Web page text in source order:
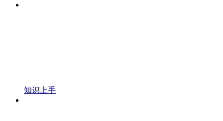
知识上手